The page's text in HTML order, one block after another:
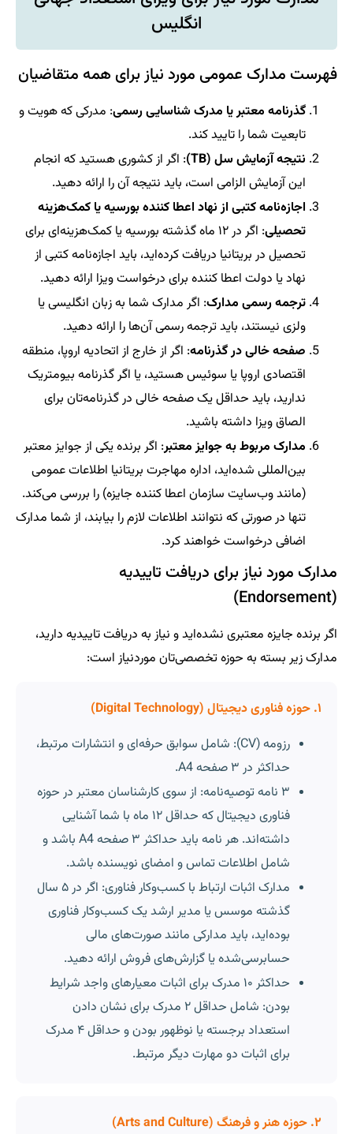
انگلیس
فهرست مدارک عمومی مورد نیاز برای همه متقاضیان
گذرنامه معتبر یا مدرک شناسایی رسمی: مدرکی که هویت و
تابعیت شما را تایید کند.
نتیجه آزمایش سل (TB)
: اگر از کشوری هستید که انجام
این آزمایش الزامی است، باید نتیجه آن را ارائه دهید.
اجازه‌نامه کتبی از نهاد اعطا کننده بورسیه یا کمک‌هزینه
تحصیلی
: اگر در ۱۲ ماه گذشته بورسیه یا کمک‌هزینه‌ای برای
تحصیل در بریتانیا دریافت کرده‌اید، باید اجازه‌نامه کتبی از
نهاد یا دولت اعطا کننده برای درخواست ویزا ارائه دهید.
ترجمه رسمی مدارک: اگر مدارک شما به زبان انگلیسی یا
ولزی نیستند، باید ترجمه رسمی آن‌ها را ارائه دهید.
صفحه خالی در گذرنامه: اگر از خارج از اتحادیه اروپا، منطقه
اقتصادی اروپا یا سوئیس هستید، یا اگر گذرنامه بیومتریک
ندارید، باید حداقل یک صفحه خالی در گذرنامه‌تان برای
الصاق ویزا داشته باشید.
مدارک مربوط به جوایز معتبر: اگر برنده یکی از جوایز معتبر
بین‌المللی شده‌اید، اداره مهاجرت بریتانیا اطلاعات عمومی
(مانند وب‌سایت سازمان اعطا کننده جایزه) را بررسی می‌کند.
تنها در صورتی که نتوانند اطلاعات لازم را بیابند، از شما مدارک
اضافی درخواست خواهند کرد.
مدارک مورد نیاز برای دریافت تاییدیه
(Endorsement)
اگر برنده جایزه معتبری نشده‌اید و نیاز به دریافت تاییدیه دارید،
مدارک زیر بسته به حوزه تخصصی‌تان موردنیاز است:
۱. حوزه فناوری دیجیتال (Digital Technology)
رزومه (CV): شامل سوابق حرفه‌ای و انتشارات مرتبط،
حداکثر در ۳ صفحه A4.
۳ نامه توصیه‌نامه: از سوی کارشناسان معتبر در حوزه
فناوری دیجیتال که حداقل ۱۲ ماه با شما آشنایی
داشته‌اند. هر نامه باید حداکثر ۳ صفحه A4 باشد و
شامل اطلاعات تماس و امضای نویسنده باشد.
مدارک اثبات ارتباط با کسب‌وکار فناوری: اگر در ۵ سال
گذشته موسس یا مدیر ارشد یک کسب‌وکار فناوری
بوده‌اید، باید مدارکی مانند صورت‌های مالی
حسابرسی‌شده یا گزارش‌های فروش ارائه دهید.
حداکثر ۱۰ مدرک برای اثبات معیارهای واجد شرایط
بودن: شامل حداقل ۲ مدرک برای نشان دادن
استعداد برجسته یا نوظهور بودن و حداقل ۴ مدرک
برای اثبات دو مهارت دیگر مرتبط.
۲. حوزه هنر و فرهنگ (Arts and Culture)